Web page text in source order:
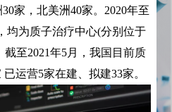
家，北美洲40家。2020年至
均为质子治疗中心(分别位于
至2021年5月，我国目前质
运营5家在建、拟建33家。